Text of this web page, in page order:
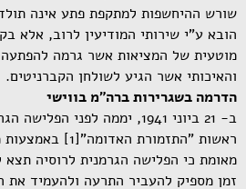
שורש ההיחשפות למתקפת פתע אינה
הובא ע"י שירותי המודיעין לרוב, אלא
מוטעית של המציאות אשר גרמה
והאיכותי אשר הגיע לשולחן הקברניטים.
הדרמה בשגרירות ברה"מ בווישי
ב- 21 ביוני 1941, יממה לפני
ראשות "התזמורת
מאומת כי הפלישה הגרמנית לרוסיה תצא
זמן מספיק להעביר התרעה ולהעמיד את